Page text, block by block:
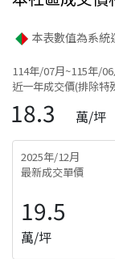
本表數值為系
114年/07月~115年/
近一年成交價(排除特
18.3 萬/坪
2025年/12月
最新成交單價
19.5
萬/坪